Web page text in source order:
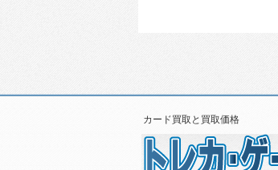
カード買取と買取価格